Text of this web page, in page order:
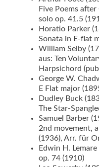
Five Poems
solo op. 41.5
Horatio Parker
Sonata in E-flat
William Selby
aus: Ten
Harpsichord
George W.
E Flat major
Dudley Buck
The Star-
Samuel Barber
2nd movement,
(1936), Arr. für
Edwin H.
op. 74 (1910)